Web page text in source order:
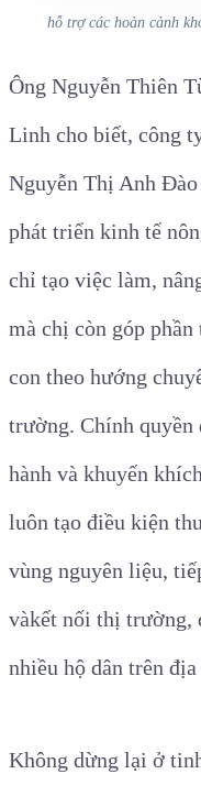
hỗ trợ các hoàn cảnh
Ông Nguyễn Thiên
Linh cho biết, công
Nguyễn Thị Anh
phát triển kinh tế
chỉ tạo việc làm,
mà chị còn góp
con theo hướng
trường. Chính quyền
hành và khuyến
luôn tạo điều kiện
vùng nguyên liệu,
vàkết nối thị trường,
nhiều hộ dân trên địa
Không dừng lại ở